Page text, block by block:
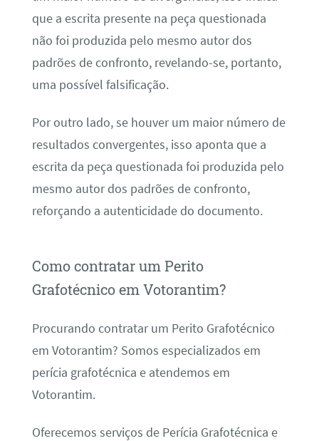
que a escrita presente na peça questionada
não foi produzida pelo mesmo autor dos
padrões de confronto, revelando-se, portanto,
uma possível falsificação.
Por outro lado, se houver um maior número de
resultados convergentes, isso aponta que a
escrita da peça questionada foi produzida pelo
mesmo autor dos padrões de confronto,
reforçando a autenticidade do documento.
Como contratar um Perito
Grafotécnico em Votorantim?
Procurando contratar um Perito Grafotécnico
em Votorantim? Somos especializados em
perícia grafotécnica e atendemos em
Votorantim.
Oferecemos serviços de Perícia Grafotécnica e